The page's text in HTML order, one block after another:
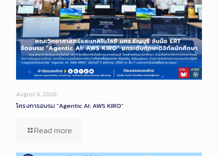
August 6, 2026
โครงการอบรม “Agentic AI: AWS KIRO”
Read more